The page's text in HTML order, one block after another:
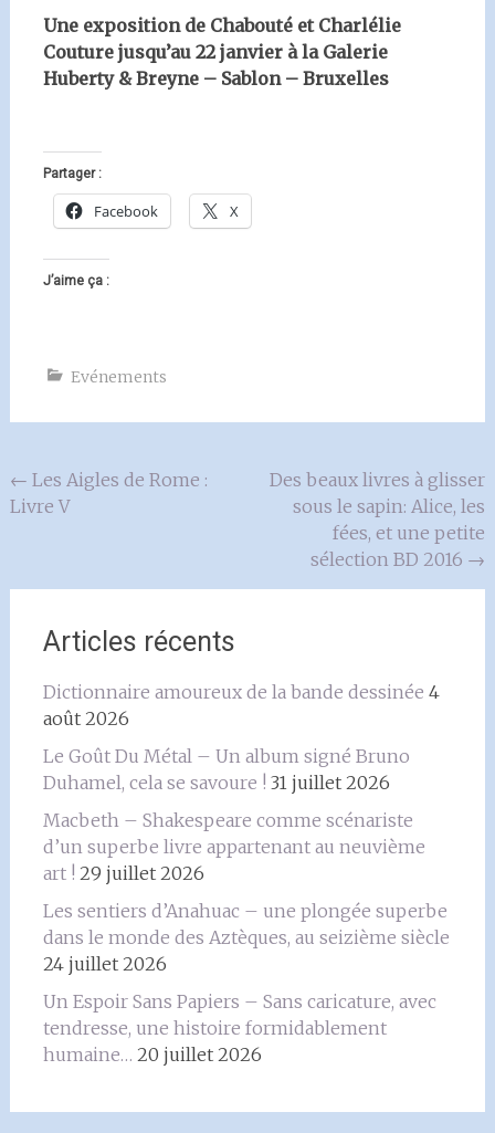
Une exposition de Chabouté et Charlélie
Couture jusqu’au 22 janvier à la Galerie
Huberty & Breyne – Sablon – Bruxelles
Partager :
Facebook X
J’aime ça :
Evénements
Navigation
de
← Les Aigles de Rome :
Livre V
Des beaux livres à glisser
sous le sapin: Alice, les
fées, et une petite
sélection BD 2016 →
Articles récents
Dictionnaire amoureux de la bande dessinée 4
août 2026
Le Goût Du Métal – Un album signé Bruno
Duhamel, cela se savoure ! 31 juillet 2026
Macbeth – Shakespeare comme scénariste
d’un superbe livre appartenant au neuvième
art ! 29 juillet 2026
Les sentiers d’Anahuac – une plongée superbe
dans le monde des Aztèques, au seizième siècle
24 juillet 2026
Un Espoir Sans Papiers – Sans caricature, avec
tendresse, une histoire formidablement
humaine… 20 juillet 2026